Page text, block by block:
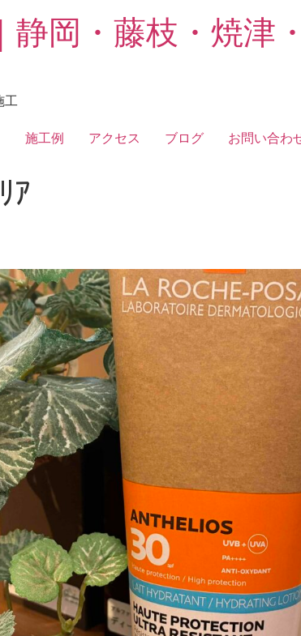
岡・藤枝・焼津
工
施工例 アクセス ブログ お問い合わ
ｱ